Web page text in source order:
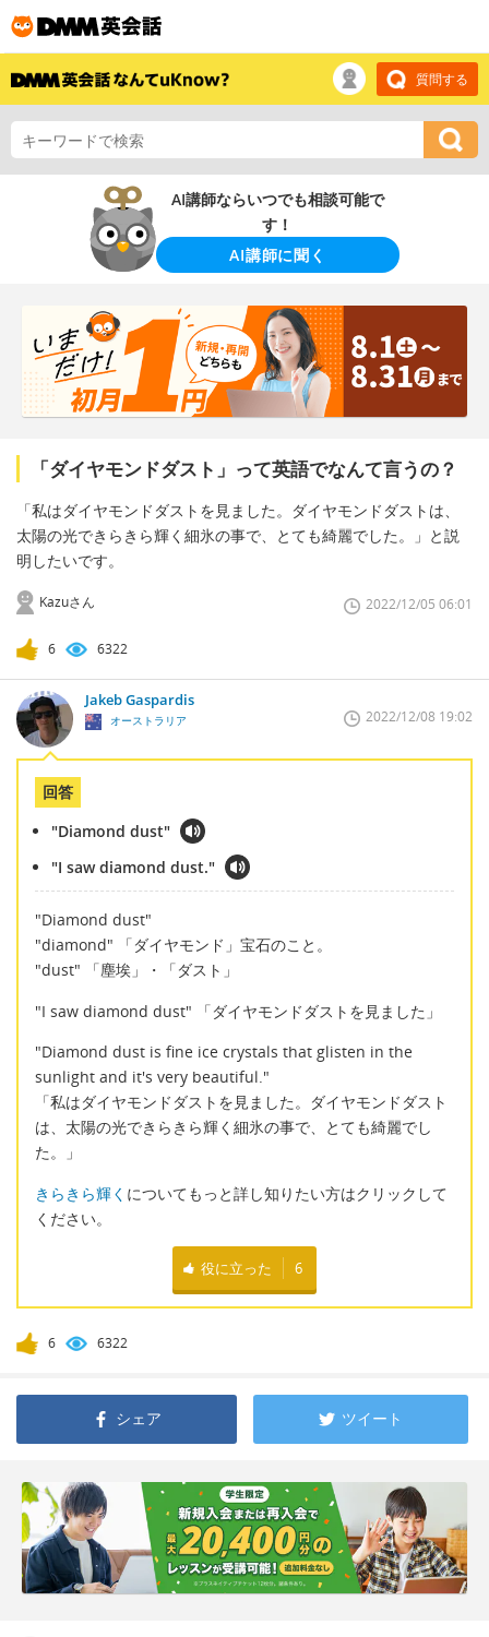
質問する
AI講師ならいつでも相談可能で
す！
AI講師に聞く
「ダイヤモンドダスト」って英語でなんて言うの？
「私はダイヤモンドダストを見ました。ダイヤモンドダストは、
太陽の光できらきら輝く細氷の事で、とても綺麗でした。」と説
明したいです。
Kazuさん 2022/12/05 06:01
6 6322
Jakeb Gaspardis
オーストラリア 2022/12/08 19:02
回答
"Diamond dust"
"I saw diamond dust."
"Diamond dust"
"diamond" 「ダイヤモンド」宝石のこと。
"dust" 「塵埃」・「ダスト」
"I saw diamond dust" 「ダイヤモンドダストを見ました」
"Diamond dust is fine ice crystals that glisten in the
sunlight and it's very beautiful."
「私はダイヤモンドダストを見ました。ダイヤモンドダスト
は、太陽の光できらきら輝く細氷の事で、とても綺麗でし
た。」
きらきら輝く についてもっと詳し知りたい方はクリックして
ください。
役に立った 6
6 6322
シェア ツイート